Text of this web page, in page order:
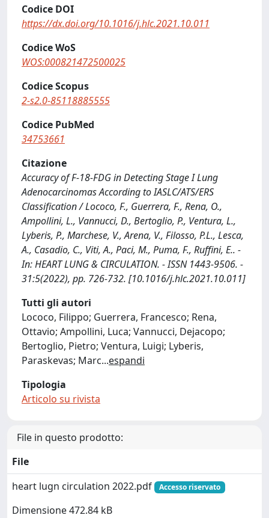
Codice DOI
https://dx.doi.org/10.1016/j.hlc.2021.10.011
Codice WoS
WOS:000821472500025
Codice Scopus
2-s2.0-85118885555
Codice PubMed
34753661
Citazione
Accuracy of F-18-FDG in Detecting Stage I Lung
Adenocarcinomas According to IASLC/ATS/ERS
Classification / Lococo, F., Guerrera, F., Rena, O.,
Ampollini, L., Vannucci, D., Bertoglio, P., Ventura, L.,
Lyberis, P., Marchese, V., Arena, V., Filosso, P.L., Lesca,
A., Casadio, C., Viti, A., Paci, M., Puma, F., Ruffini, E.. -
In: HEART LUNG & CIRCULATION. - ISSN 1443-9506. -
31:5(2022), pp. 726-732. [10.1016/j.hlc.2021.10.011]
Tutti gli autori
Lococo, Filippo; Guerrera, Francesco; Rena,
Ottavio; Ampollini, Luca; Vannucci, Dejacopo;
Bertoglio, Pietro; Ventura, Luigi; Lyberis,
Paraskevas; Marc...espandi
Tipologia
Articolo su rivista
File in questo prodotto:
File
heart lugn circulation 2022.pdf
Accesso riservato
Dimensione 472.84 kB